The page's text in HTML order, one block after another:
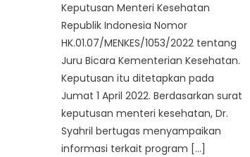
Keputusan Menteri Kesehatan
Republik Indonesia Nomor
HK.01.07/MENKES/1053/2022 tentang
Juru Bicara Kementerian Kesehatan.
Keputusan itu ditetapkan pada
Jumat 1 April 2022. Berdasarkan surat
keputusan menteri kesehatan, Dr.
Syahril bertugas menyampaikan
informasi terkait program […]